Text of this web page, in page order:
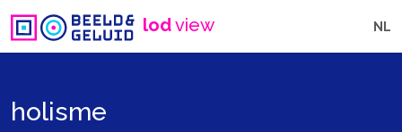
lodview NL
holisme